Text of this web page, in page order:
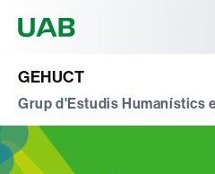
GEHUCT
Grup d'Estudis Humanístics